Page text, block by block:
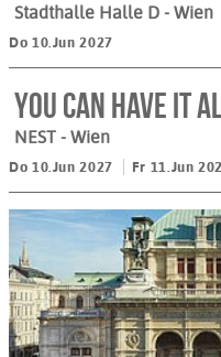
Stadthalle Halle D - Wien
Do 10.Jun 2027
You Can Have It
NEST - Wien
Do 10.Jun 2027 Fr 11.Jun